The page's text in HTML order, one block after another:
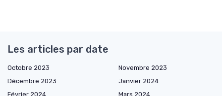
Les articles par date
Octobre 2023
Novembre 2023
Décembre 2023
Janvier 2024
Février 2024
Mars 2024